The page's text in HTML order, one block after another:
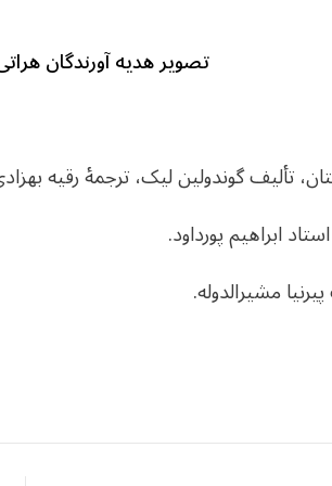
تصویر هدیه آورندگان